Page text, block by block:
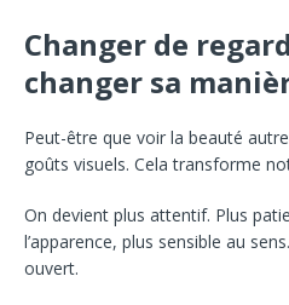
Changer de
changer sa
Peut-être que voir la beauté
goûts visuels. Cela transforme
On devient plus attentif. Plus
l’apparence, plus sensible au
ouvert.